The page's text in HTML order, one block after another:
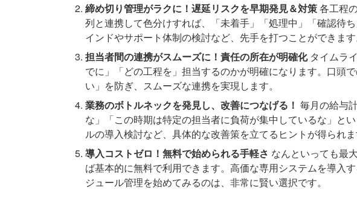
締め切り管理がラクに！遅延リスクを早期発見＆対策各工程
列と連携して色分けすれば、「未着手」「処理中」「確認待
インドやサポート体制の検討など、先手を打つことができます
担当者間の連携がスムーズに！責任の所在が明確化タイムラ
でに」「どの工程を」担当するのかが明確になります。口頭
い」を防ぎ、スムーズな連携を実現します。
業務のボトルネックを発見し、改善につなげる！ 毎月の給与
な」「この時期は特定の担当者に負荷が集中しているな」と
ルの導入検討など、具体的な改善策を立てるヒントが得られま
導入コストゼロ！無料で始められる手軽さ なんといっても最
ば基本的に無料で利用できます。高価な専用システムを導入
ジュール管理を始めてみるのは、非常に賢い選択です。